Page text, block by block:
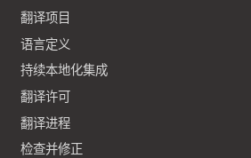
翻译项目
语言定义
持续本地化集成
翻译许可
翻译进程
检查并修正